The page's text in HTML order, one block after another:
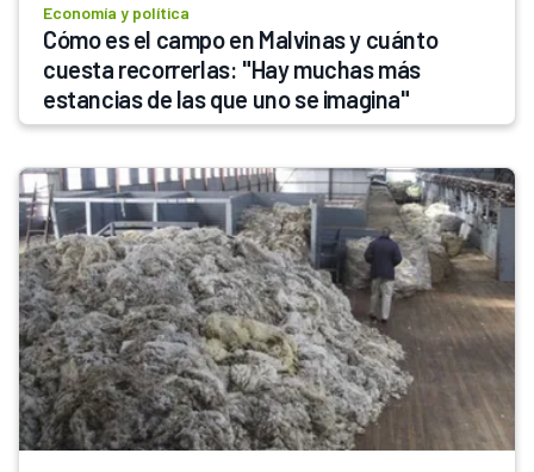
Economía y política
Cómo es el campo en Malvinas y cuánto
cuesta recorrerlas: "Hay muchas más
estancias de las que uno se imagina"